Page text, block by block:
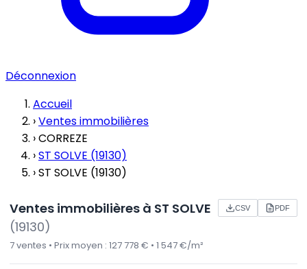
Déconnexion
Accueil
›Ventes immobilières
›CORREZE
›ST SOLVE (19130)
›ST SOLVE (19130)
Ventes immobilières à ST SOLVE
(19130)
7 ventes • Prix moyen : 127 778 € • 1 547 €/m²
CSV PDF